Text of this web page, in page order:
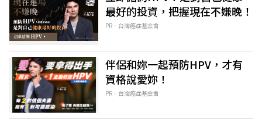
最好的投資，把握現在不嫌晚！
PR．台灣癌症基金會
伴侶和妳一起預防HPV，才有
資格說愛妳！
PR．台灣癌症基金會